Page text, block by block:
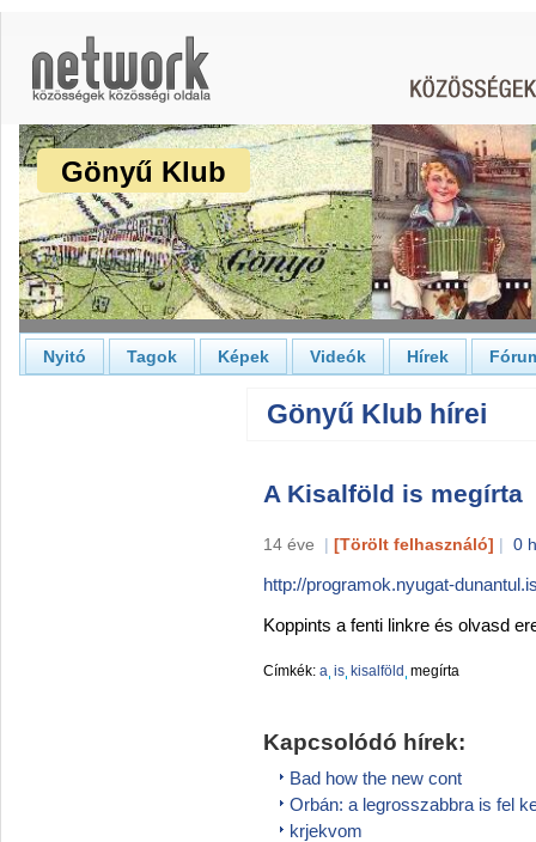
Gönyű Klub
Nyitó Tagok Képek Videók Hírek
Gönyű Klub hírei
A Kisalföld is megírta
14 éve | [Törölt felhasználó] | 0
http://programok.nyugat-
Koppints a fenti linkre és olvasd
Címkék: a is kisalföld megírta
Kapcsolódó hírek:
Bad how the new cont
Orbán: a legrosszabbra is fel
krjekvom